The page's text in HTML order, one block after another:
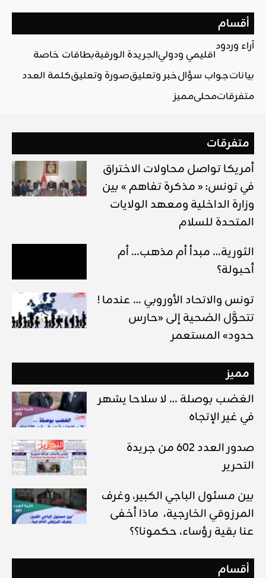
أقسام
آراء وردود
اقليمي ودوليالجريدة الورقيةبطاقات خاصة
بياناتجواب سؤالخبر وتعليقصورة وتعليقكلمة العدد
متفرقاتمحليمميز
متفرقات
أمريكا تواصل محاولات الاختراق
في تونس: « مذكرة تفاهم » بين
وزارة الداخلية ومعهد الولايات
المتحدة للسلام
الثورية… مبدأ أم مذهب… أم
أحبولة؟
! تونس والاتحاد الأوروبي … عندما
تتحوَّل الضحية إلى «حارس
حدود» المستعمر
مميز
الغضب بوصلة … لا سلاحا يشهر
في غير الإتجاه
صدور العدد 602 من جريدة
التحرير
بين مسئول الباجي الكبير، وغرف
المرزوقي الخارجية، ماذا أخفى
عنا بقية رؤساء، حكمونا؟؟
أقسام